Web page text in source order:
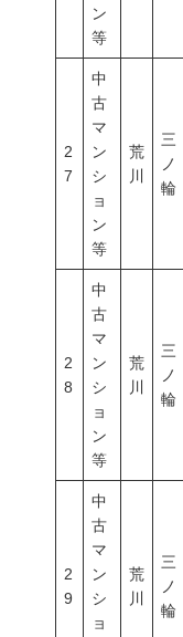
ン
等
2
7
中
古
マ
ン
シ
ョ
ン
等
荒
川
三
ノ
輪
2
8
中
古
マ
ン
シ
ョ
ン
等
荒
川
三
ノ
輪
2
9
中
古
マ
ン
シ
ョ
荒
川
三
ノ
輪